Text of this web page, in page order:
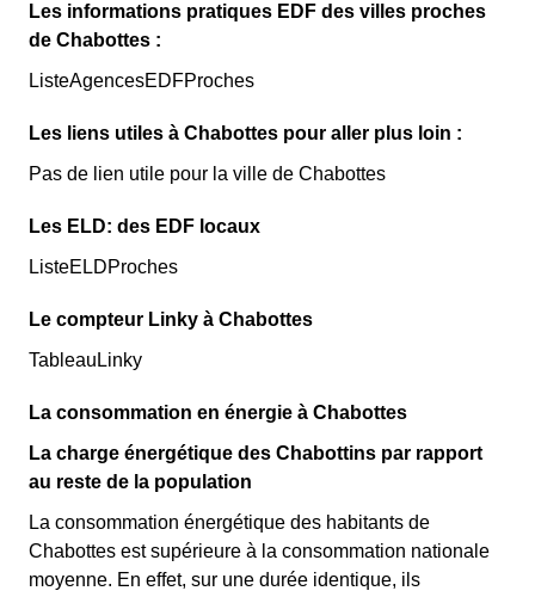
Les informations pratiques EDF des villes proches
de Chabottes :
ListeAgencesEDFProches
Les liens utiles à Chabottes pour aller plus loin :
Pas de lien utile pour la ville de Chabottes
Les ELD: des EDF locaux
ListeELDProches
Le compteur Linky à Chabottes
TableauLinky
La consommation en énergie à Chabottes
La charge énergétique des Chabottins par rapport
au reste de la population
La consommation énergétique des habitants de
Chabottes est supérieure à la consommation nationale
moyenne. En effet, sur une durée identique, ils